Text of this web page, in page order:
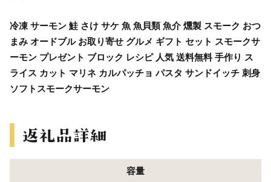
冷凍 サーモン 鮭 さけ サケ 魚 魚貝類 魚介 燻製 スモーク おつ
まみ オードブル お取り寄せ グルメ ギフト セット スモークサ
ーモン プレゼント ブロック レシピ 人気 送料無料 手作り ス
ライス カット マリネ カルパッチョ パスタ サンドイッチ 刺身
ソフトスモークサーモン
容量